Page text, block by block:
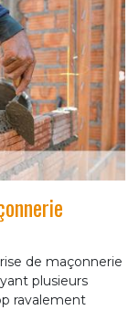
de maçonnerie
plusieurs
ravalement